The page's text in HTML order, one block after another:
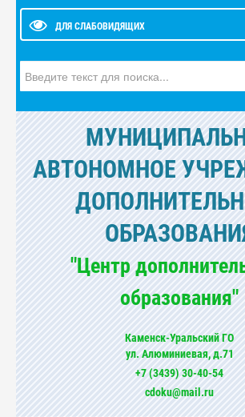
ДЛЯ СЛАБОВИДЯЩИХ
АВТОНОМНОЕ
"Центр
образования"
Каменск-Уральский ГО
ул. Алюминиевая, д.71
+7 (3439) 30-40-54
cdoku@mail.ru